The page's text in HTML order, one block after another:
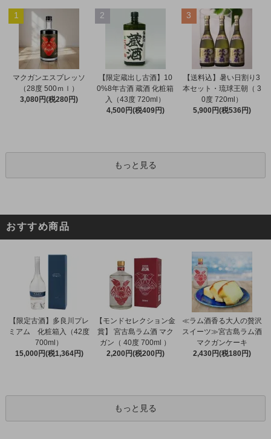
1
マクガンエスプレッソ
（28度 500ｍｌ）
3,080円(税280円)
2
【限定蔵出し古酒】10
0%8年古酒 蔵酒 化粧箱
入（43度 720ml）
4,500円(税409円)
3
【送料込】暑い日割り3
本セット・琉球王朝（ 3
0度 720ml）
5,900円(税536円)
もっと見る
おすすめ商品
【限定古酒】多良川プレ
ミアム 化粧箱入（42度
700ml）
15,000円(税1,364円)
【モンドセレクション金
賞】 宮古島ラム酒 マク
ガン（ 40度 700ml ）
2,200円(税200円)
≪ラム酒香る大人の贅沢
スイーツ≫宮古島ラム酒
マクガンケーキ
2,430円(税180円)
もっと見る